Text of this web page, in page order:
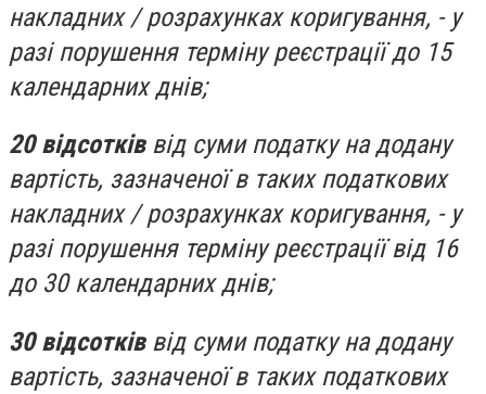
накладних / розрахунках коригування, - у
разі порушення терміну реєстрації до 15
календарних днів;
20 відсотківвід суми податку на додану
вартість, зазначеної в таких податкових
накладних / розрахунках коригування, - у
разі порушення терміну реєстрації від 16
до 30 календарних днів;
30 відсотківвід суми податку на додану
вартість, зазначеної в таких податкових